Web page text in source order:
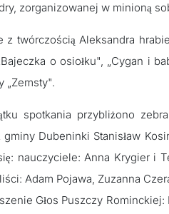
zorganizowanej w minioną
z twórczością Aleksandra
o osiołku", „Cygan i
„Zemsty".
spotkania przybliżono
gminy Dubeninki Stanisław
nauczyciele: Anna Krygier i
Adam Pojawa, Zuzanna
Głos Puszczy